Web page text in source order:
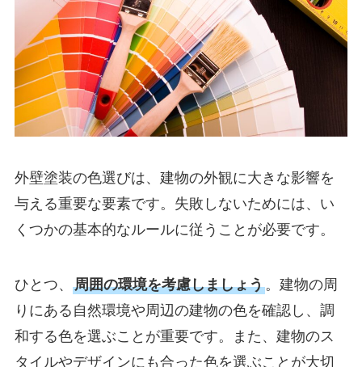
外壁塗装の色選びは、建物の外観に大きな影響を
与える重要な要素です。失敗しないためには、い
くつかの基本的なルールに従うことが必要です。
ひとつ、 周囲の環境を考慮しましょう。建物の周
りにある自然環境や周辺の建物の色を確認し、調
和する色を選ぶことが重要です。また、建物のス
タイルやデザインにも合った色を選ぶことが大切